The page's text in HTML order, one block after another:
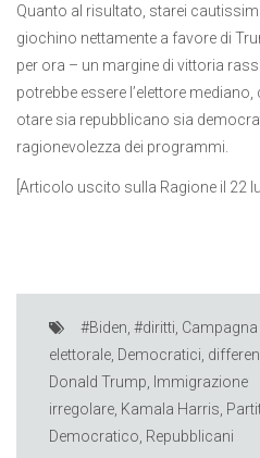
Quanto al risultato, starei
giochino nettamente a favore di
per ora – un margine di vittoria
potrebbe essere l’elettore mediano,
otare sia repubblicano sia
ragionevolezza dei programmi.
[Articolo uscito sulla Ragione il 22
#Biden #diritti Campagna
elettorale Democratici
Donald Trump
Immigrazione
irregolare Kamala Harris
Democratico Repubblicani